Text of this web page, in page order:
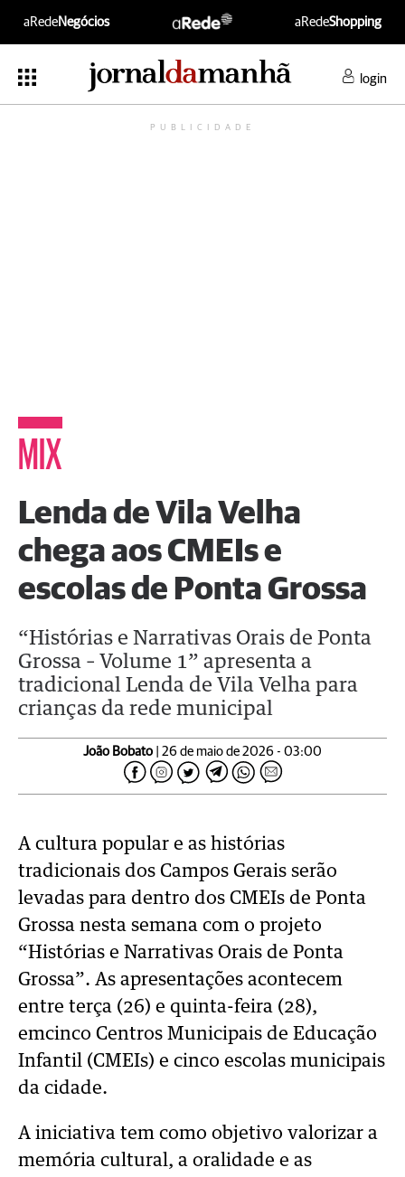
aRedeNegócios aRedeShopping
login
PUBLICIDADE
MIX
Lenda de Vila Velha
chega aos CMEIs e
escolas de Ponta Grossa
“Histórias e Narrativas Orais de Ponta
Grossa – Volume 1” apresenta a
tradicional Lenda de Vila Velha para
crianças da rede municipal
João Bobato | 26 de maio de 2026 - 03:00
A cultura popular e as histórias
tradicionais dos Campos Gerais serão
levadas para dentro dos CMEIs de Ponta
Grossa nesta semana com o projeto
“Histórias e Narrativas Orais de Ponta
Grossa”. As apresentações acontecem
entre terça (26) e quinta-feira (28),
emcinco Centros Municipais de Educação
Infantil (CMEIs) e cinco escolas municipais
da cidade.
A iniciativa tem como objetivo valorizar a
memória cultural, a oralidade e as